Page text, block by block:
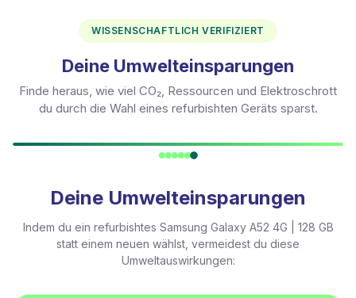
WISSENSCHAFTLICH VERIFIZIERT
Deine Umwelteinsparungen
Finde heraus, wie viel CO₂, Ressourcen und Elektroschrott
du durch die Wahl eines refurbishten Geräts sparst.
Deine Umwelteinsparungen
Indem du ein refurbishtes Samsung Galaxy A52 4G | 128 GB
statt einem neuen wählst, vermeidest du diese
Umweltauswirkungen: